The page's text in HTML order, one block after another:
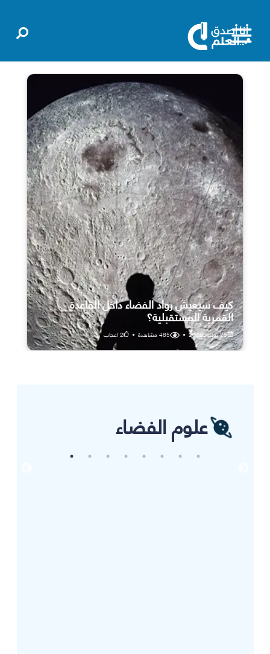
كيف سيعيش رواد الفضاء داخل القاعدة
القمرية المستقبلية؟
25 يوليو، 2026 •
465مشاهدة •
2اعجاب
علوم الفضاء